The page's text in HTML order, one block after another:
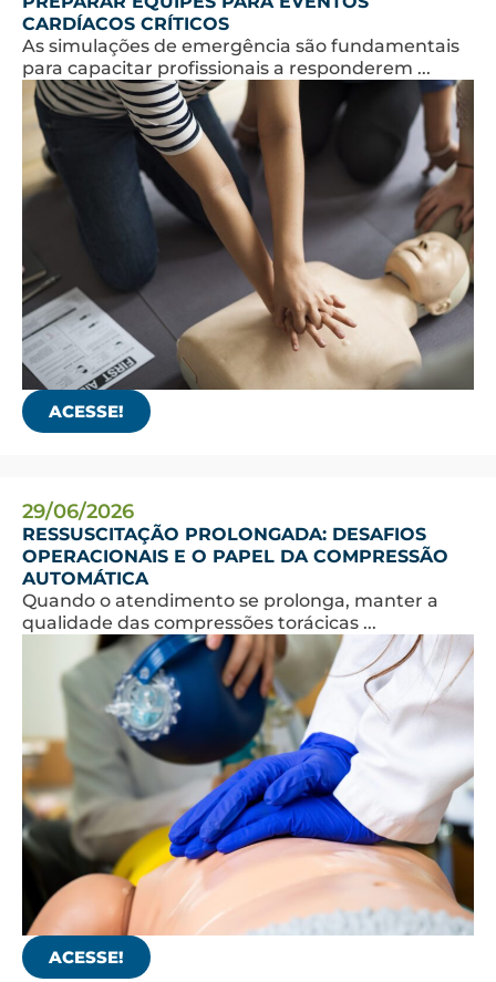
CARDÍACOS CRÍTICOS
As simulações de emergência são fundamentais
para capacitar profissionais a responderem ...
ACESSE!
29/06/2026
RESSUSCITAÇÃO PROLONGADA: DESAFIOS
OPERACIONAIS E O PAPEL DA COMPRESSÃO
AUTOMÁTICA
Quando o atendimento se prolonga, manter a
qualidade das compressões torácicas ...
ACESSE!